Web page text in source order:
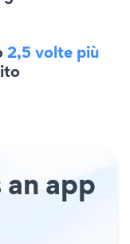
2,5 volte più
an app